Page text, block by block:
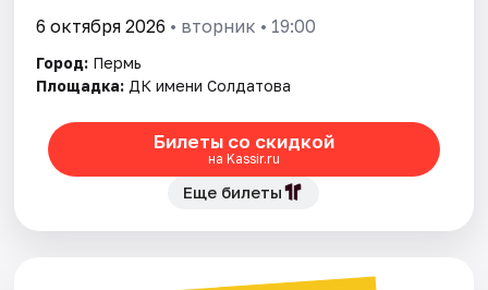
6 октября 2026 • вторник • 19:00
Город: Пермь
Площадка: ДК имени Солдатова
Билеты со скидкой
на Kassir.ru
Еще билеты